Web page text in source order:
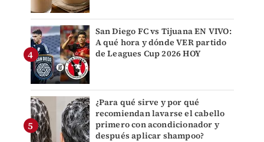
San Diego FC vs Tijuana EN VIVO:
A qué hora y dónde VER partido
de Leagues Cup 2026 HOY
¿Para qué sirve y por qué
recomiendan lavarse el cabello
primero con acondicionador y
después aplicar shampoo?